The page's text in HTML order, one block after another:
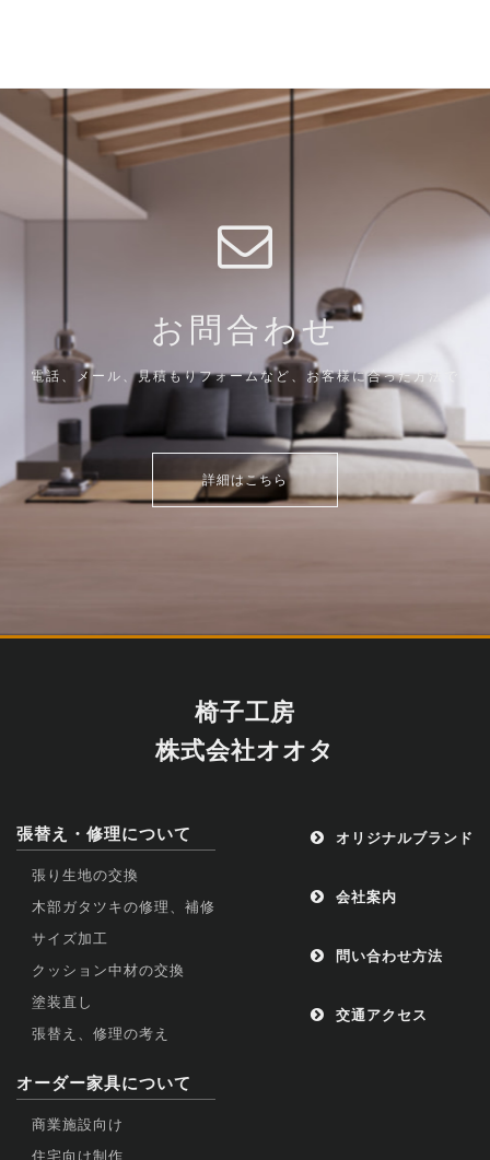
お問合わせ
電話、メール、見積もりフォームなど、お客様に合った方法で
詳細はこちら
椅子工房
株式会社オオタ
張替え・修理について
張り生地の交換
木部ガタツキの修理、補修
サイズ加工
クッション中材の交換
塗装直し
張替え、修理の考え
オーダー家具について
商業施設向け
住宅向け制作
オリジナルブランド
会社案内
問い合わせ方法
交通アクセス